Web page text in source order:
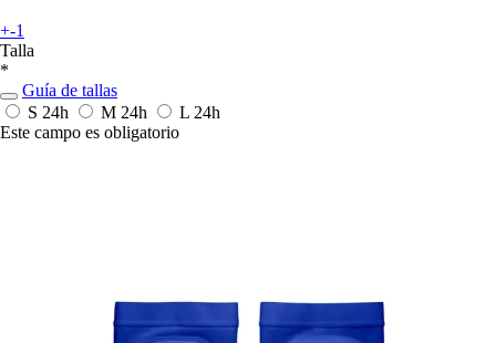
+-1
Talla
*
Guía de tallas
S 24h M 24h L 24h
Este campo es obligatorio